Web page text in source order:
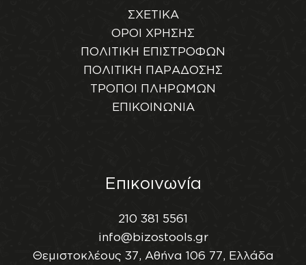
ΣΧΕΤΙΚΑ
ΟΡΟΙ ΧΡΗΣΗΣ
ΠΟΛΙΤΙΚΗ ΕΠΙΣΤΡΟΦΩΝ
ΠΟΛΙΤΙΚΗ ΠΑΡΑΔΟΣΗΣ
ΤΡΟΠΟΙ ΠΛΗΡΩΜΩΝ
ΕΠΙΚΟΙΝΩΝΙΑ
Επικοινωνία
210 381 5561
info@bizostools.gr
Θεμιστοκλέους 37, Αθήνα 106 77, Ελλάδα